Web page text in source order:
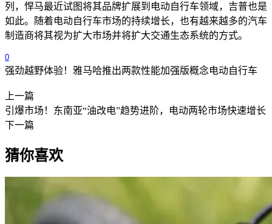
列，悍马最近试图将其品牌扩展到电动自行车领域，吉普也是
如此。随着电动自行车市场的持续增长，也有越来越多的汽车
制造商将其视为扩大市场并将扩大交通生态系统的方式。
0
强劲越野体验！雅马哈推出两款性能加强版概念电动自行车
上一篇
引爆市场！东南亚“油改电”趋势进阶，电动两轮市场快速增长
下一篇
猜你喜欢